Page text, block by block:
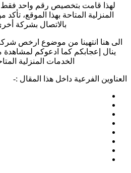
لهذا قامت بتخصيص رقم واحد فقط
المنزلية المتاحة بهذا الموقع،
بالاتصال بشركة
الى هنا انتهينا من موضوع ارخص
ينال إعجابكم كما ادعوكم
الخدمات المنزلية
العناوين الفرعية داخل هذا المقال :-